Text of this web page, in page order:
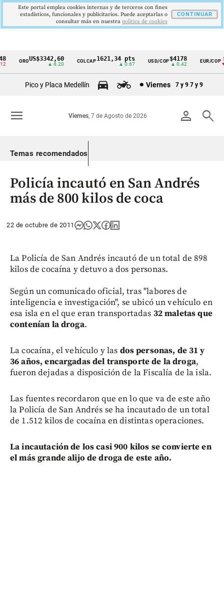
Cintillo
Colombia
OROUS$3342,60
▲ 8.20
COLCAP1621,34 pts
▲ 0.67
USD/COP$4178
▲ 0.42
EUR/COP
▼
Pico y Placa Medellín Viernes 7 y 9 7 y 9
person search
Viernes, 7 de Agosto de 2026
menu
Temas recomendados
Policía incautó en San Andrés
más de 800 kilos de coca
22 de octubre de 2011
La Policía de San Andrés incautó de un total de 898
kilos de cocaína y detuvo a dos personas.
Según un comunicado oficial, tras "labores de
inteligencia e investigación", se ubicó un vehículo en
esa isla en el que eran transportadas 32 maletas que
contenían la droga.
La cocaína, el vehículo y las dos personas, de 31 y
36 años, encargadas del transporte de la droga,
fueron dejadas a disposición de la Fiscalía de la isla.
Las fuentes recordaron que en lo que va de este año
la Policía de San Andrés se ha incautado de un total
de 1.512 kilos de cocaína en distintas operaciones.
La incautación de los casi 900 kilos se convierte en
el más grande alijo de droga de este año.
Este portal emplea cookies internas y de terceros con fines
estadísticos, funcionales y publicitarios. Puede aceptarlas o
consultar más en nuestra politica de cookies
CONTINUAR